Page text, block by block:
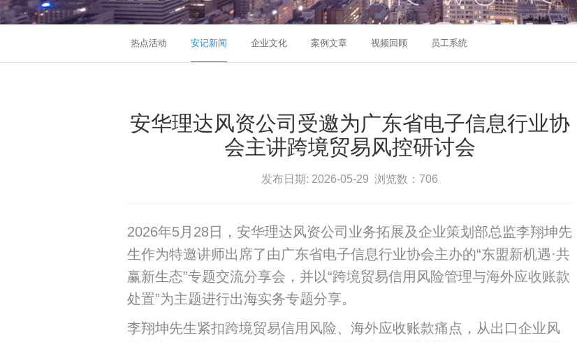
热点活动 安记新闻 企业文化 案例文章 视频回顾 员工系统
安华理达风资公司受邀为广东省电子信息行业协
会主讲跨境贸易风控研讨会
发布日期: 2026-05-29 浏览数：706
2026年5月28日，安华理达风资公司业务拓展及企业策划部总监李翔坤先
生作为特邀讲师出席了由广东省电子信息行业协会主办的“东盟新机遇·共
赢新生态”专题交流分享会，并以“跨境贸易信用风险管理与海外应收账款
处置”为主题进行出海实务专题分享。
李翔坤先生紧扣跨境贸易信用风险、海外应收账款痛点，从出口企业风